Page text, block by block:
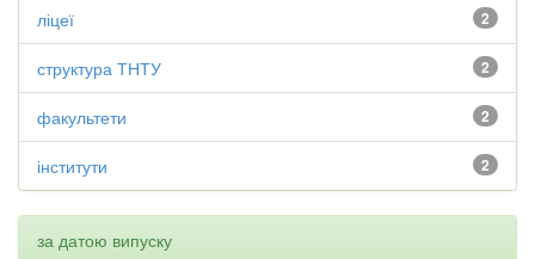
2
ліцеї
2
структура ТНТУ
2
факультети
2
інститути
за датою випуску